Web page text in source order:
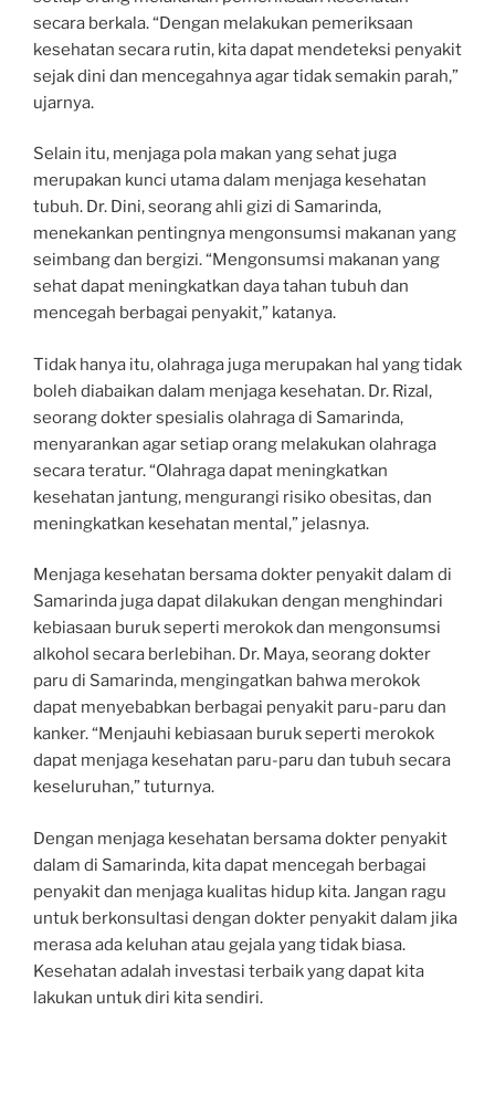
secara berkala. “Dengan melakukan pemeriksaan
kesehatan secara rutin, kita dapat mendeteksi penyakit
sejak dini dan mencegahnya agar tidak semakin parah,”
ujarnya.
Selain itu, menjaga pola makan yang sehat juga
merupakan kunci utama dalam menjaga kesehatan
tubuh. Dr. Dini, seorang ahli gizi di Samarinda,
menekankan pentingnya mengonsumsi makanan yang
seimbang dan bergizi. “Mengonsumsi makanan yang
sehat dapat meningkatkan daya tahan tubuh dan
mencegah berbagai penyakit,” katanya.
Tidak hanya itu, olahraga juga merupakan hal yang tidak
boleh diabaikan dalam menjaga kesehatan. Dr. Rizal,
seorang dokter spesialis olahraga di Samarinda,
menyarankan agar setiap orang melakukan olahraga
secara teratur. “Olahraga dapat meningkatkan
kesehatan jantung, mengurangi risiko obesitas, dan
meningkatkan kesehatan mental,” jelasnya.
Menjaga kesehatan bersama dokter penyakit dalam di
Samarinda juga dapat dilakukan dengan menghindari
kebiasaan buruk seperti merokok dan mengonsumsi
alkohol secara berlebihan. Dr. Maya, seorang dokter
paru di Samarinda, mengingatkan bahwa merokok
dapat menyebabkan berbagai penyakit paru-paru dan
kanker. “Menjauhi kebiasaan buruk seperti merokok
dapat menjaga kesehatan paru-paru dan tubuh secara
keseluruhan,” tuturnya.
Dengan menjaga kesehatan bersama dokter penyakit
dalam di Samarinda, kita dapat mencegah berbagai
penyakit dan menjaga kualitas hidup kita. Jangan ragu
untuk berkonsultasi dengan dokter penyakit dalam jika
merasa ada keluhan atau gejala yang tidak biasa.
Kesehatan adalah investasi terbaik yang dapat kita
lakukan untuk diri kita sendiri.